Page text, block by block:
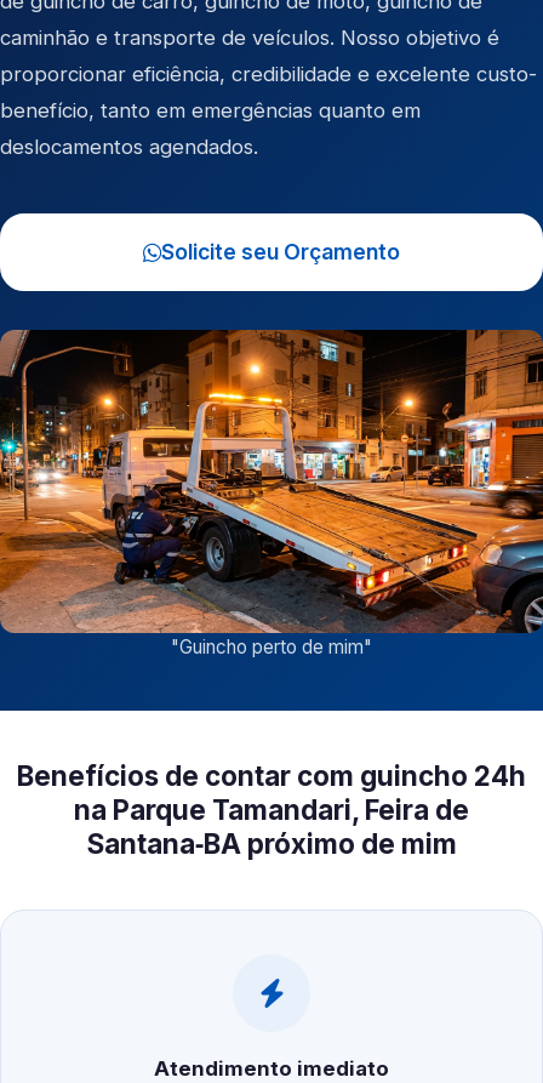
caminhão e transporte de veículos. Nosso objetivo é
proporcionar eficiência, credibilidade e excelente custo-
benefício, tanto em emergências quanto em
deslocamentos agendados.
Solicite seu Orçamento
"Guincho perto de mim"
Benefícios de contar com guincho 24h
na Parque Tamandari, Feira de
Santana‑BA próximo de mim
Atendimento imediato